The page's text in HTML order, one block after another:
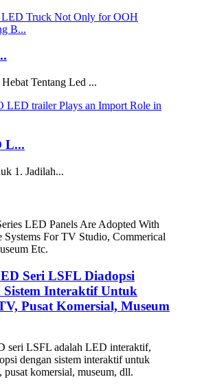
Tentang Led ...
L...
1. Jadilah...
Seri LSFL Diadopsi
Sistem Interaktif Untuk
Pusat Komersial, Museum
seri LSFL adalah LED interaktif,
dengan sistem interaktif untuk
pusat komersial, museum, dll.